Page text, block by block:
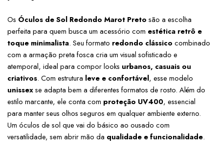
Os Óculos de Sol Redondo Marot Preto são a escolha
perfeita para quem busca um acessório com estética retrô e
toque minimalista. Seu formato redondo clássico combinado
com a armação preta fosca cria um visual sofisticado e
atemporal, ideal para compor looks urbanos, casuais ou
criativos. Com estrutura leve e confortável
unissex se adapta bem a diferentes formatos de rosto. Além do
estilo marcante, ele conta com proteção UV400, essencial
para manter seus olhos seguros em qualquer ambiente externo.
Um óculos de sol que vai do básico ao ousado com
versatilidade, sem abrir mão da qualidade e funcionalidade.